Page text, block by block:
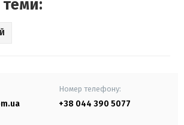
теми:
Номер телефону:
+38 044 390 5077